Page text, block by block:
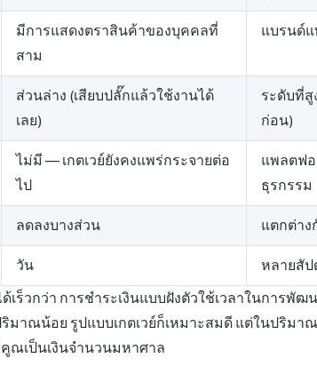
มีการแสดงตราสินค้าของบุคคลที่
สาม
แบรนด์
ส่วนล่าง (เสียบปลั๊กแล้วใช้งานได้
เลย)
ระดับที่สู
ก่อน)
ไม่มี — เกตเวย์ยังคงแพร่กระจายต่อ
ไป
แพลตฟอ
ธุรกรรม
ลดลงบางส่วน แตกต่าง
วัน
หลายสัป
เร็วกว่า การชำระเงินแบบฝังตัวใช้เวลาในการพั
มาณน้อย รูปแบบเกตเวย์ก็เหมาะสมดี แต่ในปริมา
ณเป็นเงินจำนวนมหาศาล